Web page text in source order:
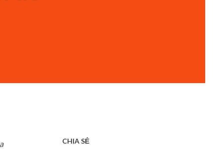
CHIA SẺ